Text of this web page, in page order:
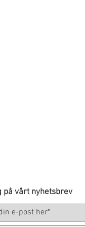
på vårt nyhetsbrev